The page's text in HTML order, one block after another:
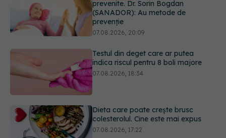
Testul din deget care ar putea
indica riscul pentru 8 boli majore
07.08.2026, 18:34
Dieta care poate crește brusc
colesterolul. Cine este mai expus
PNRR: 174 de milioane de lei pentru
sănătate într-o singură săptămână.